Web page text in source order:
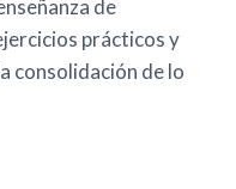
de
prácticos y
consolidación de lo